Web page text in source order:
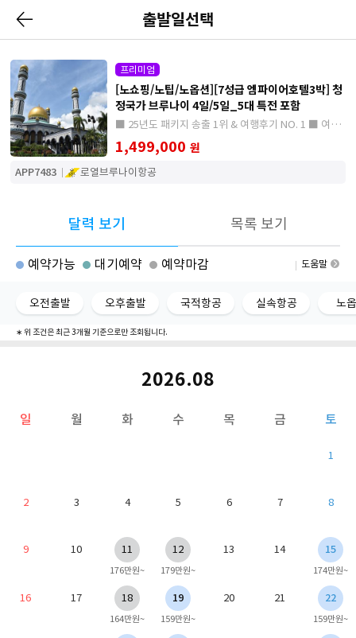
출발일선택
프리미엄
[노쇼핑/노팁/노옵션][7성급 엠파이어호텔3박] 청
정국가 브루나이 4일/5일_5대 특전 포함
■ 25년도 패키지 송출 1위 & 여행후기 NO. 1 ■ 여행
의 부담을 없앤 노쇼핑,노팁,노옵션으로 즐기는 올포함
브루나이 여행
1,499,000 원
APP7483 로열브루나이항공
달력 보기 목록 보기
예약가능 대기예약 예약마감 도움말
오전출발 오후출발 국적항공 실속항공 노
∗ 위 조건은 최근 3개월 기준으로만 조회됩니다.
2026.08
일 월 화 수 목 금 토
1
2 3 4 5 6 7 8
9 10 11
176만원~
12
179만원~
13 14 15
174만원~
16 17 18
164만원~
19
159만원~
20 21 22
159만원~